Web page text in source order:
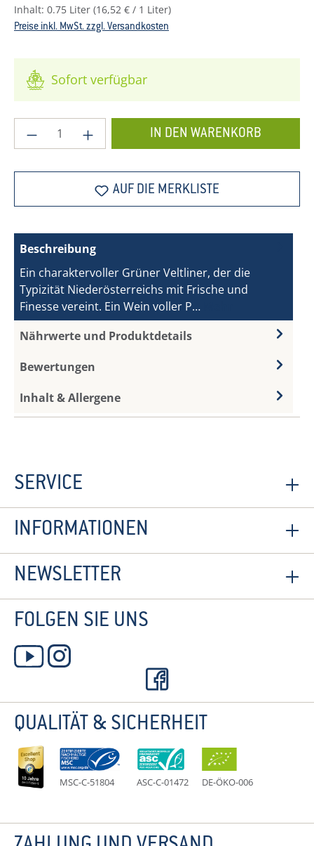
Inhalt: 0.75 Liter (16,52 € / 1 Liter)
Preise inkl. MwSt. zzgl. Versandkosten
Sofort verfügbar
Produkt Anzahl: Gib den gewünschten
IN DEN WARENKORB
AUF DIE MERKLISTE
Beschreibung
Ein charaktervoller Grüner Veltliner, der die
Typizität Niederösterreichs mit Frische und
Finesse vereint. Ein Wein voller P…
Nährwerte und Produktdetails
Bewertungen
Inhalt & Allergene
SERVICE
INFORMATIONEN
NEWSLETTER
FOLGEN SIE UNS
QUALITÄT & SICHERHEIT
MSC-C-51804 ASC-C-01472 DE-ÖKO-006